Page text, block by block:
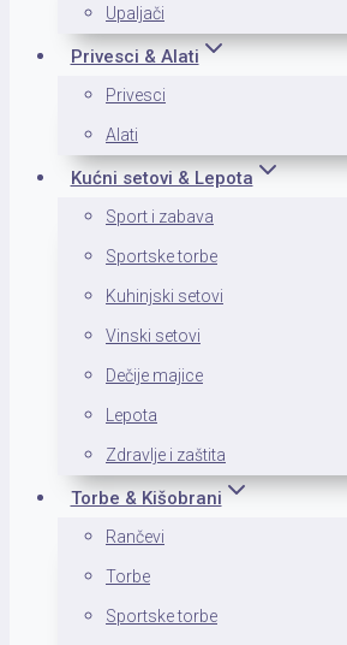
Upaljači
Privesci & Alati
Privesci
Alati
Kućni setovi & Lepota
Sport i zabava
Sportske torbe
Kuhinjski setovi
Vinski setovi
Dečije majice
Lepota
Zdravlje i zaštita
Torbe & Kišobrani
Rančevi
Torbe
Sportske torbe